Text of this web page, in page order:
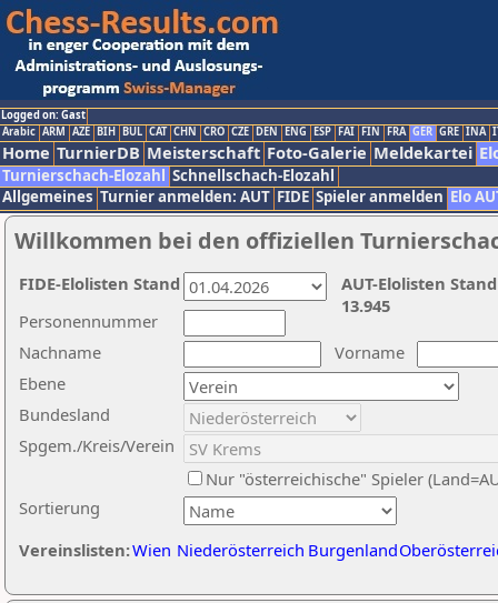
Logged on: Gast
Arabic ARM AZE BIH BUL CAT CHN CRO CZE DEN ENG ESP FAI FIN FRA GER GRE INA
Home TurnierDB Meisterschaft Foto-Galerie Meldekartei
Turnierschach-Elozahl Schnellschach-Elozahl
Allgemeines Turnier anmelden: AUT FIDE Spieler anmelden Elo
Willkommen bei den offiziellen
Nachname
Vorname
Ebene
Sortierung
Personennummer
Bundesland
Spgem./Kreis/Verein
Nur "österreichische" Spieler
Vereinslisten:Wien Niederösterreich Burgenland
AUT-Elolisten
13.945
FIDE-Elolisten Stand